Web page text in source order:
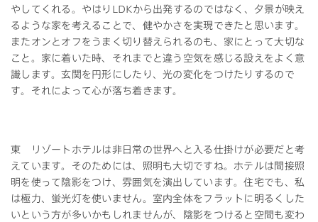
やしてくれる。やはりLDKから出発するのではなく、夕景が映え
るような家を考えることで、健やかさを実現できたと思います。
またオンとオフをうまく切り替えられるのも、家にとって大切な
こと。家に着いた時、それまでと違う空気を感じる設えをよく意
識します。玄関を円形にしたり、光の変化をつけたりするので
す。それによって心が落ち着きます。
東 リゾートホテルは非日常の世界へと入る仕掛けが必要だと考
えています。そのためには、照明も大切ですね。ホテルは間接照
明を使って陰影をつけ、雰囲気を演出しています。住宅でも、私
は極力、蛍光灯を使いません。室内全体をフラットに明るくした
いという方が多いかもしれませんが、陰影をつけると空間も変わ